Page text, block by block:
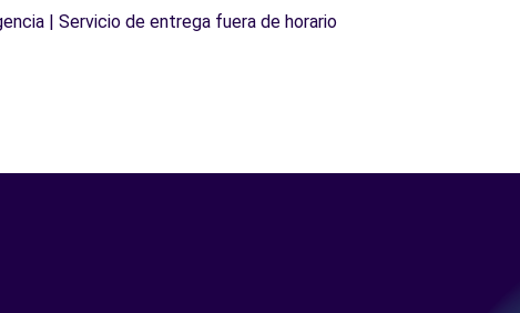
| Servicio de entrega fuera de horario